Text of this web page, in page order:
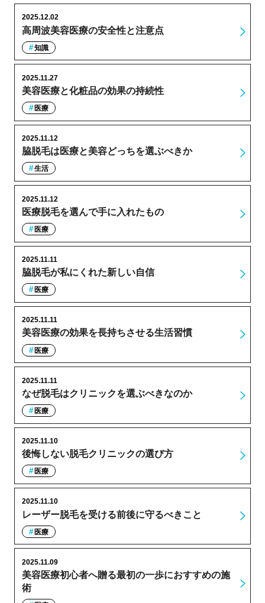
高周波美容医療の安全性と注意点
2025.12.02
知識
美容医療と化粧品の効果の持続性
2025.11.27
医療
脇脱毛は医療と美容どっちを選ぶべきか
2025.11.12
生活
医療脱毛を選んで手に入れたもの
2025.11.12
医療
脇脱毛が私にくれた新しい自信
2025.11.11
医療
美容医療の効果を長持ちさせる生活習慣
2025.11.11
医療
なぜ脱毛はクリニックを選ぶべきなのか
2025.11.11
医療
後悔しない脱毛クリニックの選び方
2025.11.10
医療
レーザー脱毛を受ける前後に守るべきこと
2025.11.10
医療
美容医療初心者へ贈る最初の一歩におすすめの施
術
2025.11.09